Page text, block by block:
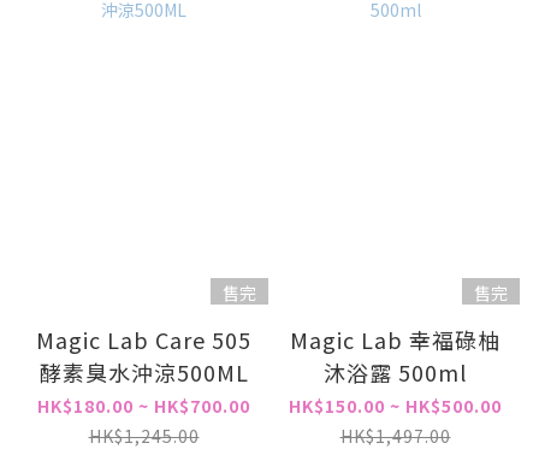
售完
Magic Lab Care 505
酵素臭水沖涼500ML
HK$180.00 ~ HK$700.00
HK$1,245.00
售完
Magic Lab 幸福碌柚
沐浴露 500ml
HK$150.00 ~ HK$500.00
HK$1,497.00